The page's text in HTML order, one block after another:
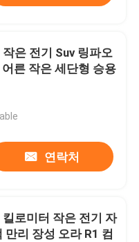
은 전기 Suv 링파오
른 작은 세단형 승용
연락처
로미터 작은 전기 자
만리 장성 오라 R1 컴